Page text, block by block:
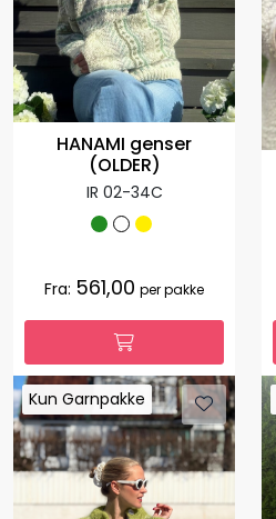
HANAMI genser
(OLDER)
IR 02-34C
Fra: 561,00 per pakke
Kun Garnpakke
Kun Garnpakke